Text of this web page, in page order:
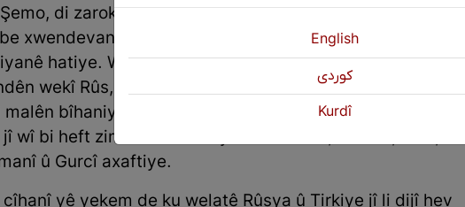
di zaroktiya xwe de li dibistaneke Rûsan dixwîne. Di
xwendevanekî herî baş, Ereb ê hêja di zaroktiya xwe de
hatiye. Wî hevdem ders dixwand û hevdem jî di
wekî Rûs, Ermen, Tirk û Azeriyan de kar kiriye. Erebê
bîhaniyan de kar dikir, neçar maye ku zimanên wan
wî bi heft zimanên bîhanî yên wekî Rûsî, Ermenî, Tirkî,
û Gurcî axaftiye.
yê yekem de ku welatê Rûsya û Tirkiye jî li dijî hev
English
كوردی
Kurdî